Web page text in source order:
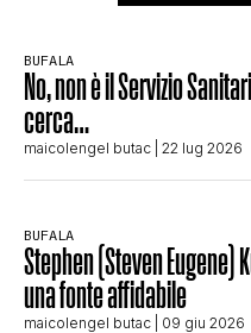
BUFALA
No, non è il Servizio
cerca…
maicolengel butac | 22 lug 2026
BUFALA
Stephen (Steven Eugene)
una fonte affidabile
maicolengel butac | 09 giu 2026